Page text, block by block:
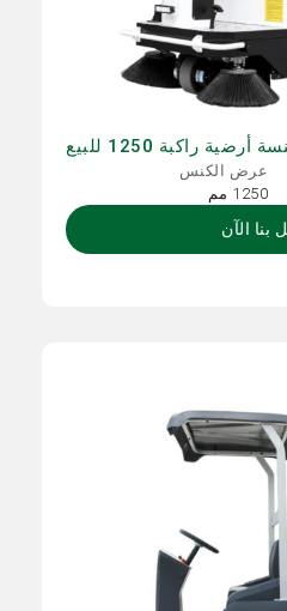
أرضية راكبة 1250 للبيع
عرض الكنس
1250 مم
بنا الآن